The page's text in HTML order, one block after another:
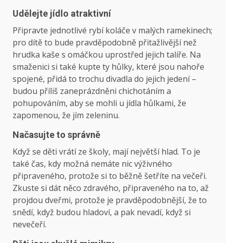
Udělejte jídlo atraktivní
Připravte jednotlivé rybí koláče v malých ramekinech;
pro dítě to bude pravděpodobně přitažlivější než
hrudka kaše s omáčkou uprostřed jejich talíře. Na
smaženici si také kupte ty hůlky, které jsou nahoře
spojené, přidá to trochu divadla do jejich jedení –
budou příliš zaneprázdněni chichotáním a
pohupováním, aby se mohli u jídla hůlkami, že
zapomenou, že jím zeleninu.
Načasujte to správně
Když se děti vrátí ze školy, mají největší hlad. To je
také čas, kdy možná nemáte nic výživného
připraveného, ​​protože si to běžně šetříte na večeři.
Zkuste si dát něco zdravého, připraveného na to, až
projdou dveřmi, protože je pravděpodobnější, že to
snědí, když budou hladoví, a pak nevadí, když si
nevečeří.